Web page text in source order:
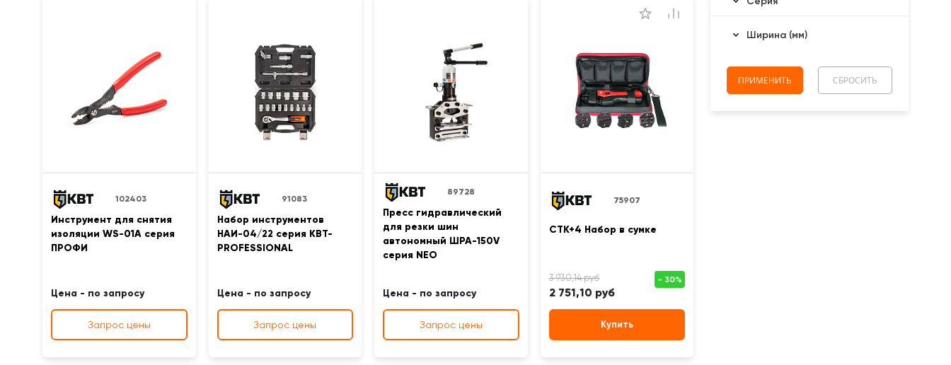
Ширина (мм)
102403
Инструмент для снятия
изоляции WS-01A серия
ПРОФИ
Цена - по запросу
Запрос цены
91083
Набор инструментов
НАИ-04/22 серия KBT-
PROFESSIONAL
Цена - по запросу
Запрос цены
89728
Пресс гидравлический
для резки шин
автономный ШРА-150V
серия NEO
Цена - по запросу
Запрос цены
75907
СТК+4 Набор в сумке
2 751,10 руб
Купить